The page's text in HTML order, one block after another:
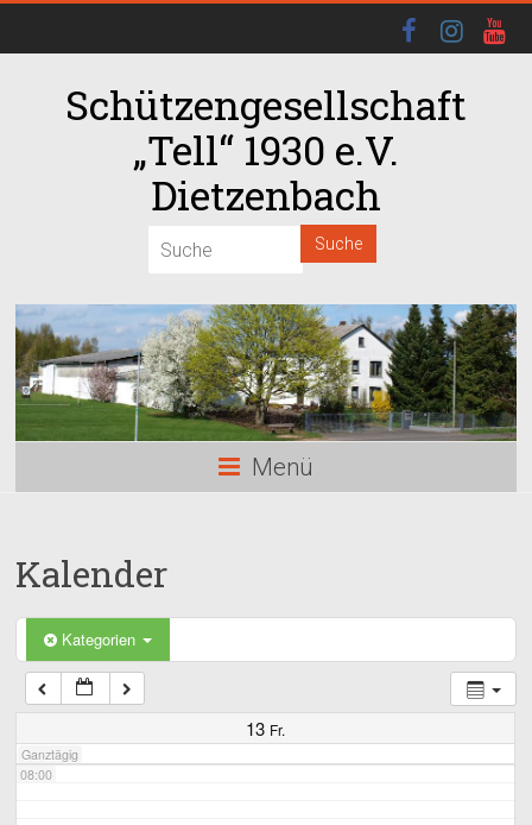
Schützengesellschaft
„Tell“ 1930 e.V.
Dietzenbach
Menü
Kalender
Kategorien
13 Fr.
Ganztägig
02:00
04:00
05:00
06:00
07:00
08:00